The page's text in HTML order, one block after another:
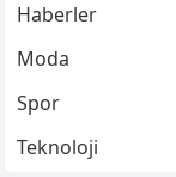
Haberler
Moda
Spor
Teknoloji